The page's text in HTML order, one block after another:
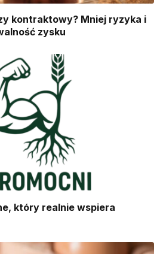
kontraktowy? Mniej ryzyka i
zysku
który realnie wspiera